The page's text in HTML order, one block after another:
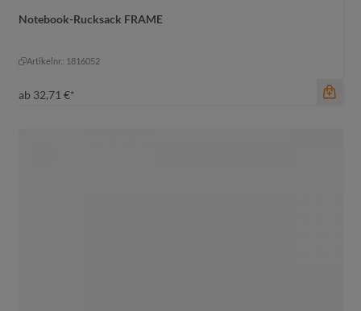
schwarz-grau meliert
schwarz-grau meliert
Notebook-Rucksack FRAME
Artikelnr.: 1816052
ab 32,71 €*